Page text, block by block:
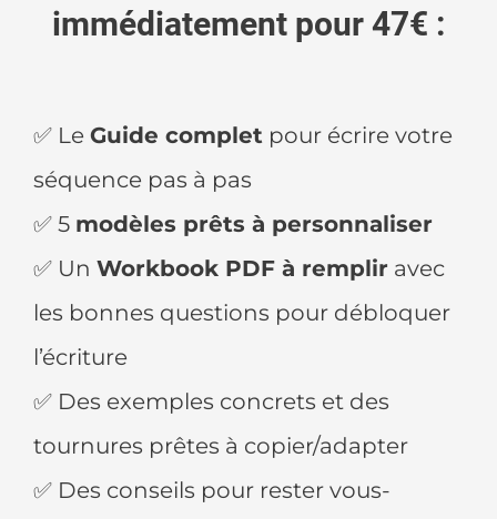
immédiatement pour 47€ :
✅ Le Guide complet pour écrire votre
séquence pas à pas
✅ 5 modèles prêts à personnaliser
✅ Un Workbook PDF à remplir avec
les bonnes questions pour débloquer
l’écriture
✅ Des exemples concrets et des
tournures prêtes à copier/adapter
✅ Des conseils pour rester vous-